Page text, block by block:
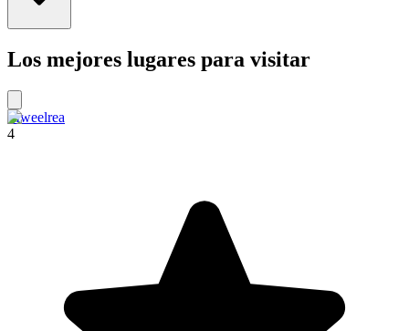
Los mejores lugares para visitar
Mweelrea
4